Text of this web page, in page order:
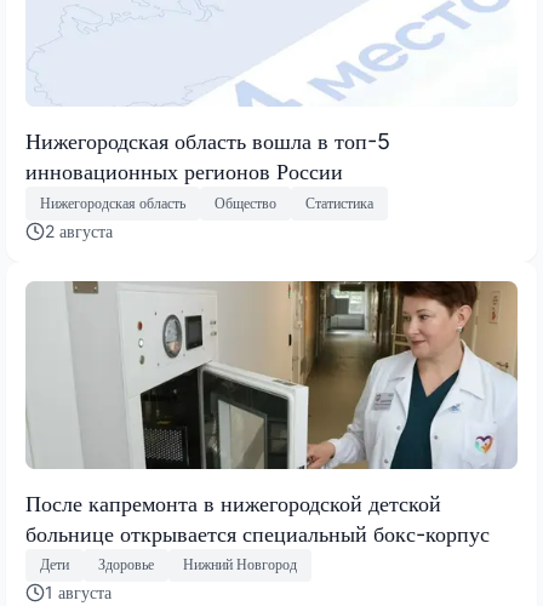
Нижегородская область вошла в топ-5
инновационных регионов России
Нижегородская область Общество Статистика
2 августа
После капремонта в нижегородской детской
больнице открывается специальный бокс-корпус
Дети Здоровье Нижний Новгород
1 августа